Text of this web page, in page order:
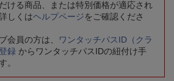
ける商品、または特別価格が適応され
しくはヘルプページをご確認くださ
会員の方は、
ワンタッチパスID（クラ
録 からワンタッチパスIDの紐付け手
。